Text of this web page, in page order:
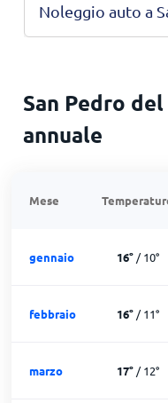
Noleggio auto a
San Pedro
annuale
Mese
gennaio 16°/10°
febbraio 16°/11°
marzo 17°/12°